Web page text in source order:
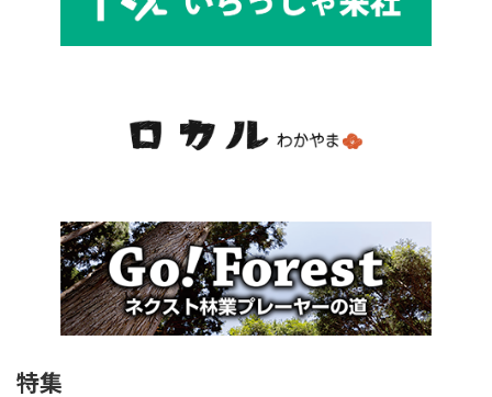
特集